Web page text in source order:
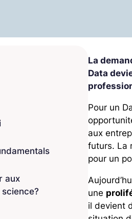
aux
La
Data
Pour un
aux
futurs. La
pour un
une
il devient